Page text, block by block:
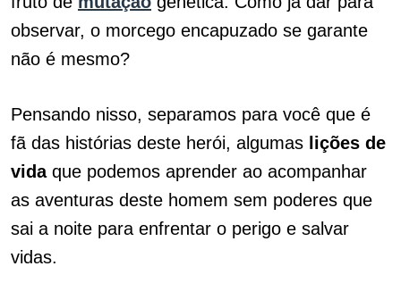
observar, o morcego encapuzado se garante
não é mesmo?
Pensando nisso, separamos para você que é
fã das histórias deste herói, algumas lições de
vidaque podemos aprender ao acompanhar
as aventuras deste homem sem poderes que
sai a noite para enfrentar o perigo e salvar
vidas.